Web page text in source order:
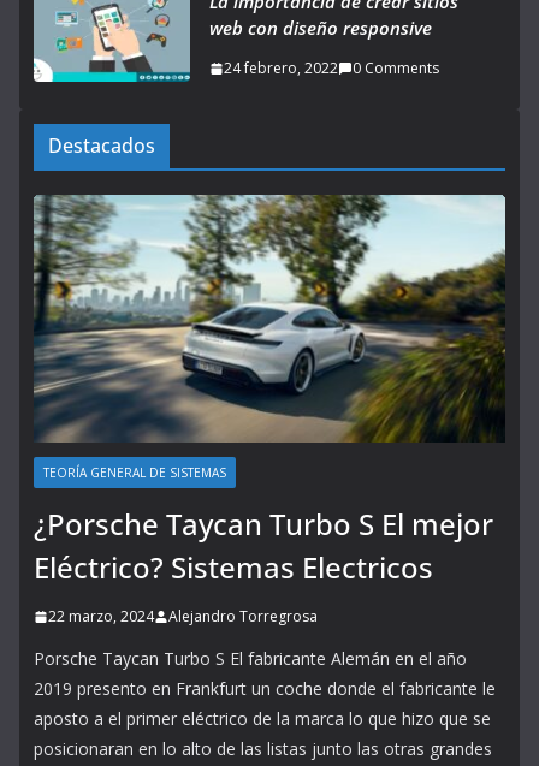
web con diseño responsive
24 febrero, 2022 0 Comments
Destacados
TEORÍA GENERAL DE SISTEMAS
¿Porsche Taycan Turbo S El mejor
Eléctrico? Sistemas Electricos
22 marzo, 2024 Alejandro Torregrosa
Porsche Taycan Turbo S El fabricante Alemán en el año
2019 presento en Frankfurt un coche donde el fabricante le
aposto a el primer eléctrico de la marca lo que hizo que se
posicionaran en lo alto de las listas junto las otras grandes